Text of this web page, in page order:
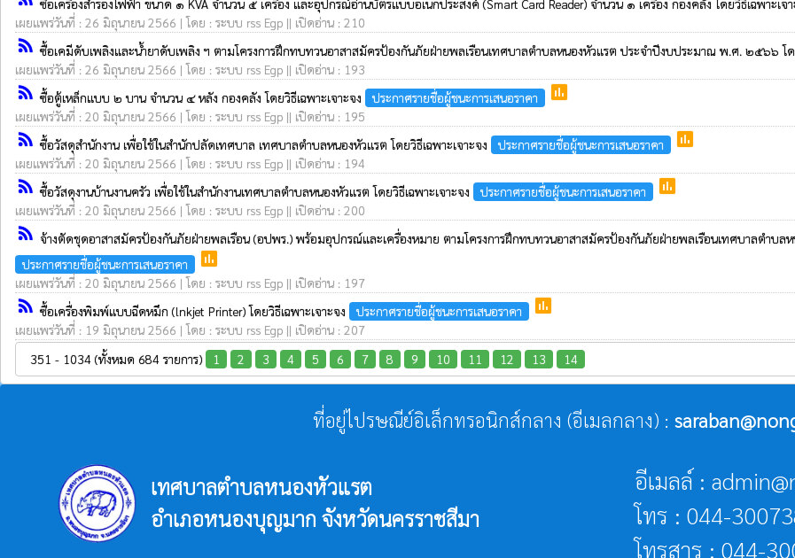
ซื้อเครื่องสำรองไฟฟ้า ขนาด ๑ KVA จำนวน ๕ เครื่อง และอุปกรณ์อ่านบัตรแบบอเนกประสงค์ (Smart Card Reader) จำนวน ๑ เครื่อง กองคลัง โดยวิธีเฉพาะเจา
เผยแพร่วันที่ : 26 มิถุนายน 2566 | โดย : ระบบ rss Egp || เปิดอ่าน : 210
rss_feed ซื้อเคมีดับเพลิงและน้ำยาดับเพลิง ฯ ตามโครงการฝึกทบทวนอาสาสมัครป้องกันภัยฝ่ายพลเรือนเทศบาลตำบลหนองหัวแรต ประจำปีงบประมาณ พ.ศ. ๒๕๖๖ โด
เผยแพร่วันที่ : 26 มิถุนายน 2566 | โดย : ระบบ rss Egp || เปิดอ่าน : 193
rss_feed ซื้อตู้เหล็กแบบ ๒ บาน จำนวน ๔ หลัง กองคลัง โดยวิธีเฉพาะเจาะจง ประกาศรายชื่อผู้ชนะการเสนอราคา poll
เผยแพร่วันที่ : 20 มิถุนายน 2566 | โดย : ระบบ rss Egp || เปิดอ่าน : 195
rss_feed ซื้อวัสดุสำนักงาน เพื่อใช้ในสำนักปลัดเทศบาล เทศบาลตำบลหนองหัวแรต โดยวิธีเฉพาะเจาะจง ประกาศรายชื่อผู้ชนะการเสนอราคา poll
เผยแพร่วันที่ : 20 มิถุนายน 2566 | โดย : ระบบ rss Egp || เปิดอ่าน : 194
rss_feed ซื้อวัสดุงานบ้านงานครัว เพื่อใช้ในสำนักงานเทศบาลตำบลหนองหัวแรต โดยวิธีเฉพาะเจาะจง ประกาศรายชื่อผู้ชนะการเสนอราคา poll
เผยแพร่วันที่ : 20 มิถุนายน 2566 | โดย : ระบบ rss Egp || เปิดอ่าน : 200
rss_feed จ้างตัดชุดอาสาสมัครป้องกันภัยฝ่ายพลเรือน (อปพร.) พร้อมอุปกรณ์และเครื่องหมาย ตามโครงการฝึกทบทวนอาสาสมัครป้องกันภัยฝ่ายพลเรือนเทศบาลตำบล
ประกาศรายชื่อผู้ชนะการเสนอราคา
poll
เผยแพร่วันที่ : 20 มิถุนายน 2566 | โดย : ระบบ rss Egp || เปิดอ่าน : 197
rss_feed ซื้อเครื่องพิมพ์แบบฉีดหมึก (lnkjet Printer) โดยวิธีเฉพาะเจาะจง ประกาศรายชื่อผู้ชนะการเสนอราคา poll
เผยแพร่วันที่ : 19 มิถุนายน 2566 | โดย : ระบบ rss Egp || เปิดอ่าน : 207
351 - 1034 (ทั้งหมด 684 รายการ)
1 2 3 4 5 6 7 8 9 10 11 12 13 14
ที่อยู่ไปรษณีย์อิเล็กทรอนิกส์กลาง (อีเมลกลาง) :
เทศบาลตำบลหนองหัวแรต
อำเภอหนองบุญมาก จังหวัดนครราชสีมา
อีเมลล์ :
โทร : 044-
โทรสาร : 044-